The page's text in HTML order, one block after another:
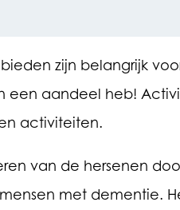
zijn belangrijk
een aandeel heb!
activiteiten.
van de hersenen
met dementie.